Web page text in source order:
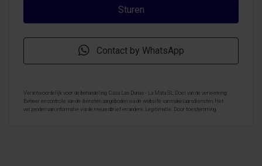
Contact by WhatsApp
Verantwoordelijk voor de behandeling: Casa Las Dunas - La Mata SL, Doel van de verwerking:
Beheer en controle van de diensten aangeboden via de website van makelaarsdiensten, Het
verzenden van informatie via de nieuwsbrief en andere, Legitimatie: Door toestemming,